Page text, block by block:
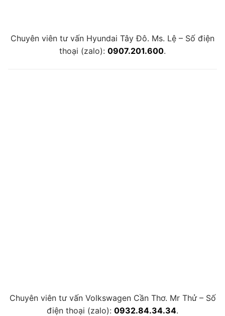
Chuyên viên tư vấn Hyundai Tây Đô. Ms. Lệ – Số điện
thoại (zalo): 0907.201.600.
Chuyên viên tư vấn Volkswagen Cần Thơ. Mr Thử – Số
điện thoại (zalo): 0932.84.34.34.